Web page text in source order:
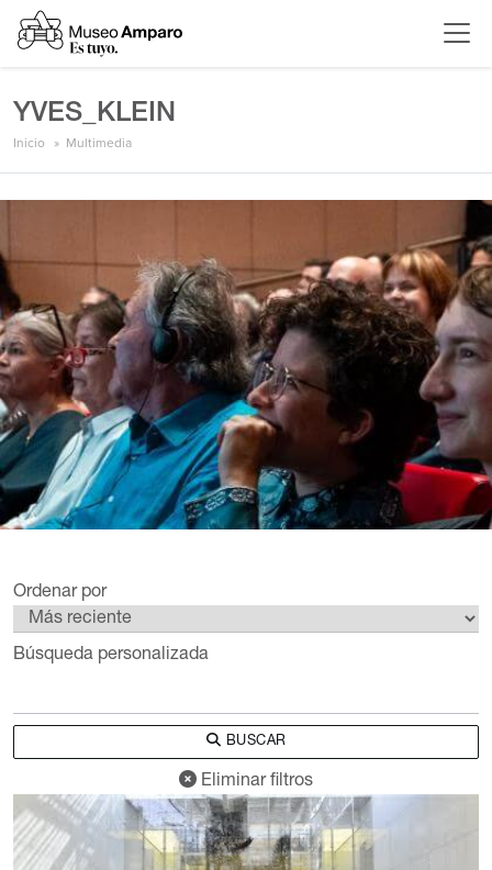
YVES_KLEIN
Inicio Multimedia
Ordenar por
Búsqueda personalizada
BUSCAR
Eliminar filtros